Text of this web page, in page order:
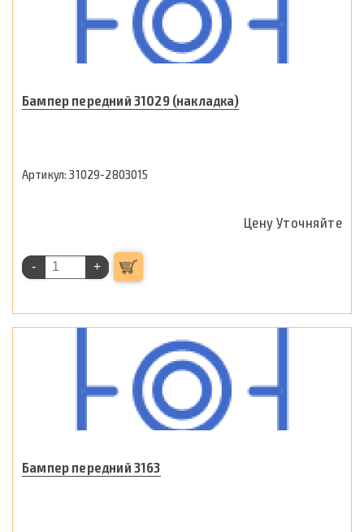
Бампер передний 31029 (накладка)
31029-2803015
Цену Уточняйте
- +
Бампер передний 3163